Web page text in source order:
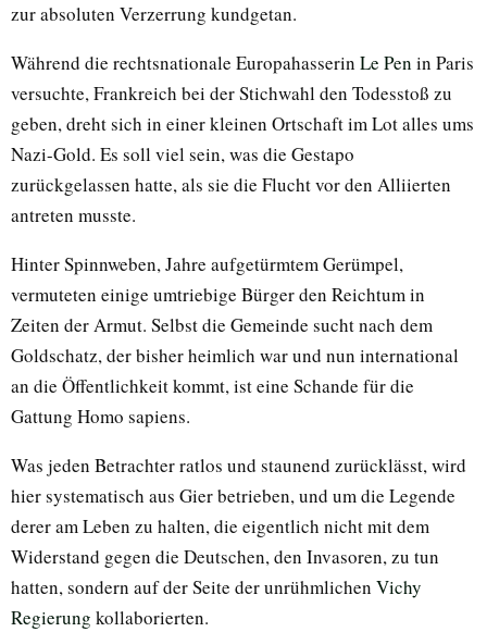
zur absoluten Verzerrung kundgetan.
Während die rechtsnationale Europahasserin Le Pen in Paris
versuchte, Frankreich bei der Stichwahl den Todesstoß zu
geben, dreht sich in einer kleinen Ortschaft im Lot alles ums
Nazi-Gold. Es soll viel sein, was die Gestapo
zurückgelassen hatte, als sie die Flucht vor den Alliierten
antreten musste.
Hinter Spinnweben, Jahre aufgetürmtem Gerümpel,
vermuteten einige umtriebige Bürger den Reichtum in
Zeiten der Armut. Selbst die Gemeinde sucht nach dem
Goldschatz, der bisher heimlich war und nun international
an die Öffentlichkeit kommt, ist eine Schande für die
Gattung Homo sapiens.
Was jeden Betrachter ratlos und staunend zurücklässt, wird
hier systematisch aus Gier betrieben, und um die Legende
derer am Leben zu halten, die eigentlich nicht mit dem
Widerstand gegen die Deutschen, den Invasoren, zu tun
hatten, sondern auf der Seite der unrühmlichen Vichy
Regierung kollaborierten.